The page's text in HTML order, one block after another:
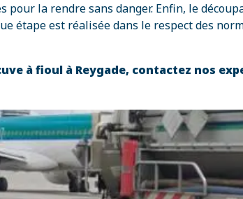
la rendre sans danger. Enfin, le
étape est réalisée dans le respect des
à fioul à Reygade, contactez nos